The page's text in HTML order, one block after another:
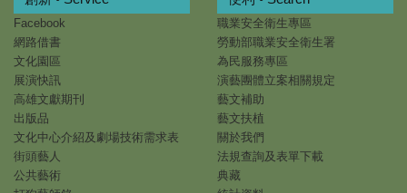
Facebook
網路借書
文化園區
展演快訊
高雄文獻期刊
出版品
文化中心介紹及劇場技術需求表
街頭藝人
公共藝術
職業安全衛生專區
勞動部職業安全衛生署
為民服務專區
演藝團體立案相關規定
藝文補助
藝文扶植
關於我們
法規查詢及表單下載
典藏